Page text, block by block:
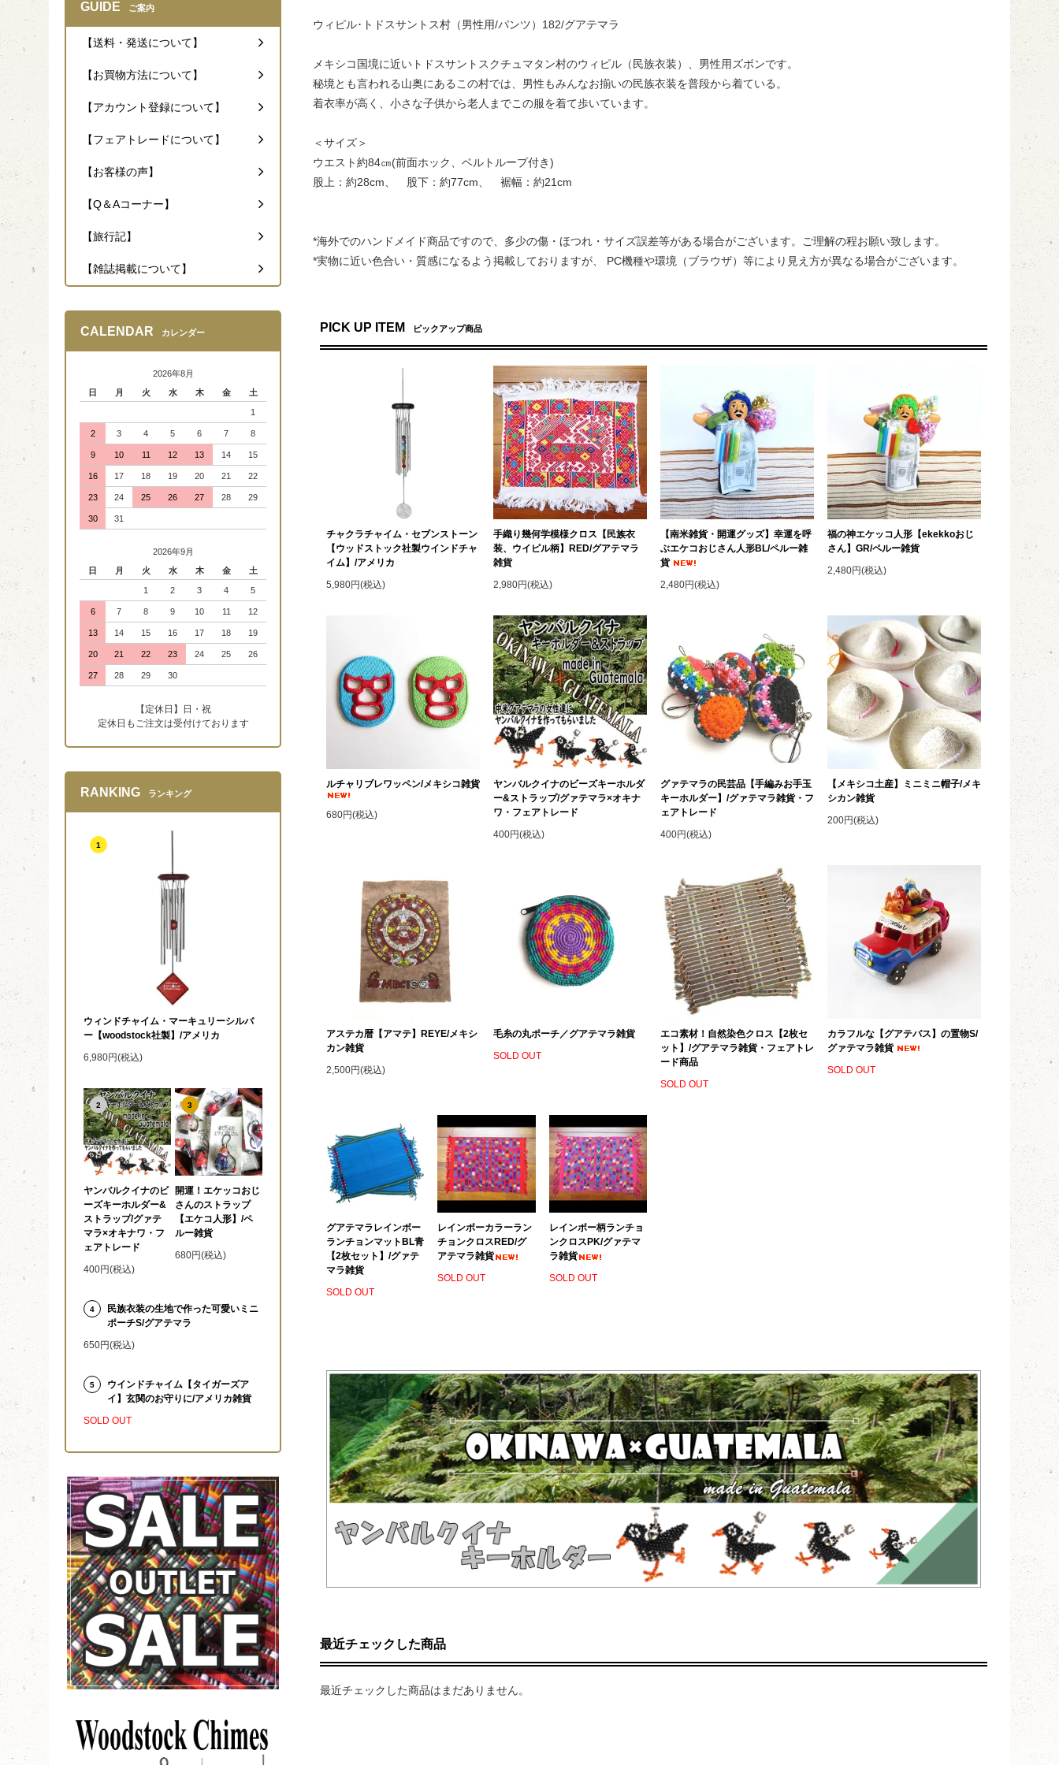
ウィピル･トドスサントス村（男性用/パンツ）182/グアテマラ
メキシコ国境に近いトドスサントスクチュマタン村のウィピル（民族衣装）、男性用ズボンです。
秘境とも言われる山奥にあるこの村では、男性もみんなお揃いの民族衣装を普段から着ている。
着衣率が高く、小さな子供から老人までこの服を着て歩いています。
＜サイズ＞
ウエスト約84㎝(前面ホック、ベルトループ付き)
股上：約28cm、 股下：約77cm、 裾幅：約21cm
*海外でのハンドメイド商品ですので、多少の傷・ほつれ・サイズ誤差等がある場合がございます。ご理解の程お願い致します。
*実物に近い色合い・質感になるよう掲載しておりますが、 PC機種や環境（ブラウザ）等により見え方が異なる場合がございます。
PICK UP ITEM ピックアップ商品
チャクラチャイム・セブンストーン
【ウッドストック社製ウインドチャ
イム】/アメリカ
5,980円(税込)
手織り幾何学模様クロス【民族衣
装、ウイピル柄】RED/グアテマラ
雑貨
2,980円(税込)
【南米雑貨・開運グッズ】幸運を呼
ぶエケコおじさん人形BL/ペルー雑
貨
2,480円(税込)
福の神エケッコ人形【ekekkoおじ
さん】GR/ペルー雑貨
2,480円(税込)
ルチャリブレワッペン/メキシコ雑貨
680円(税込)
ヤンバルクイナのビーズキーホルダ
ー&ストラップ/グァテマラ×オキナ
ワ・フェアトレード
400円(税込)
グァテマラの民芸品【手編みお手玉
キーホルダー】/グァテマラ雑貨・フ
ェアトレード
400円(税込)
【メキシコ土産】ミニミニ帽子/メキ
シカン雑貨
200円(税込)
アステカ暦【アマテ】REYE/メキシ
カン雑貨
2,500円(税込)
毛糸の丸ポーチ／グアテマラ雑貨
SOLD OUT
エコ素材！自然染色クロス【2枚セ
ット】/グアテマラ雑貨・フェアトレ
ード商品
SOLD OUT
カラフルな【グアテバス】の置物S/
グァテマラ雑貨
SOLD OUT
グアテマラレインボー
ランチョンマットBL青
【2枚セット】/グァテ
マラ雑貨
SOLD OUT
レインボーカラーラン
チョンクロスRED/グ
アテマラ雑貨
SOLD OUT
レインボー柄ランチョ
ンクロスPK/グァテマ
ラ雑貨
SOLD OUT
最近チェックした商品
最近チェックした商品はまだありません。
GUIDE ご案内
【送料・発送について】
【お買物方法について】
【アカウント登録について】
【フェアトレードについて】
【お客様の声】
【Q＆Aコーナー】
【旅行記】
【雑誌掲載について】
CALENDAR カレンダー
2026年8月
日
月 火 水 木 金 土
1
2 3 4 5 6 7 8
9 10 11 12 13 14 15
16 17 18 19 20 21 22
23 24 25 26 27 28 29
30 31
2026年9月
日
月 火 水 木 金 土
1 2 3 4 5
6 7 8 9 10 11 12
13 14 15 16 17 18 19
20 21 22 23 24 25 26
27 28 29 30
【定休日】日・祝
定休日もご注文は受付けております
RANKING ランキング
1
ウィンドチャイム・マーキュリーシルバ
ー【woodstock社製】/アメリカ
6,980円(税込)
2
ヤンバルクイナのビ
ーズキーホルダー&
ストラップ/グァテ
マラ×オキナワ・フ
ェアトレード
400円(税込)
3
開運！エケッコおじ
さんのストラップ
【エケコ人形】/ペ
ルー雑貨
680円(税込)
4
民族衣装の生地で作った可愛いミニ
ポーチS/グアテマラ
650円(税込)
5
ウインドチャイム【タイガーズア
イ】玄関のお守りに/アメリカ雑貨
SOLD OUT